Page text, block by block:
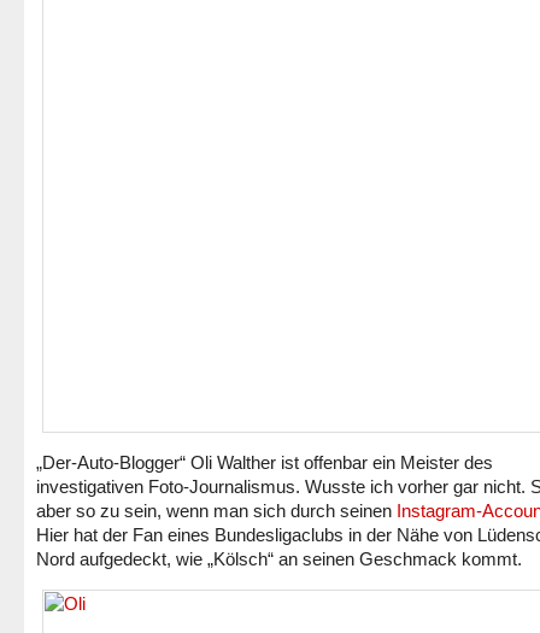
„Der-Auto-Blogger“ Oli Walther ist offenbar ein Meister des
investigativen Foto-Journalismus. Wusste ich vorher gar nicht.
aber so zu sein, wenn man sich durch seinen Instagram-
Hier hat der Fan eines Bundesligaclubs in der Nähe von
Nord aufgedeckt, wie „Kölsch“ an seinen Geschmack kommt.